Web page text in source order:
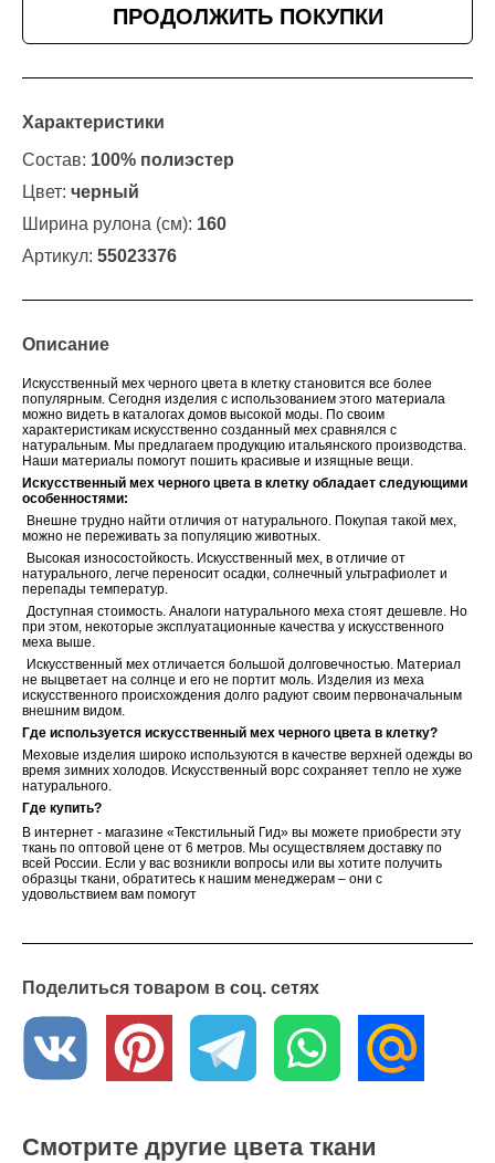
ПРОДОЛЖИТЬ ПОКУПКИ
Характеристики
Состав: 100% полиэстер
Цвет: черный
Ширина рулона (см): 160
Артикул: 55023376
Описание
Искусственный мех черного цвета в клетку становится все более
популярным. Сегодня изделия с использованием этого материала
можно видеть в каталогах домов высокой моды. По своим
характеристикам искусственно созданный мех сравнялся с
натуральным. Мы предлагаем продукцию итальянского производства.
Наши материалы помогут пошить красивые и изящные вещи.
Искусственный мех черного цвета в клетку обладает следующими
особенностями:
Внешне трудно найти отличия от натурального. Покупая такой мех,
можно не переживать за популяцию животных.
Высокая износостойкость. Искусственный мех, в отличие от
натурального, легче переносит осадки, солнечный ультрафиолет и
перепады температур.
Доступная стоимость. Аналоги натурального меха стоят дешевле. Но
при этом, некоторые эксплуатационные качества у искусственного
меха выше.
Искусственный мех отличается большой долговечностью. Материал
не выцветает на солнце и его не портит моль. Изделия из меха
искусственного происхождения долго радуют своим первоначальным
внешним видом.
Где используется искусственный мех черного цвета в клетку?
Меховые изделия широко используются в качестве верхней одежды во
время зимних холодов. Искусственный ворс сохраняет тепло не хуже
натурального.
Где купить?
В интернет - магазине «Текстильный Гид» вы можете приобрести эту
ткань по оптовой цене от 6 метров. Мы осуществляем доставку по
всей России. Если у вас возникли вопросы или вы хотите получить
образцы ткани, обратитесь к нашим менеджерам – они с
удовольствием вам помогут
Поделиться товаром в соц. сетях
Смотрите другие цвета ткани